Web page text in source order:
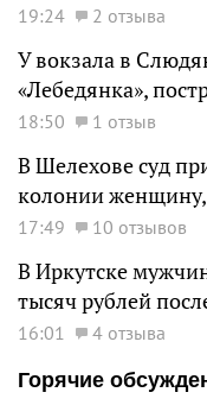
19:24 2 отзыва
У вокзала в
«Лебедянка»,
18:50 1 отзыв
В Шелехове суд
колонии
17:49 10 отзывов
В Иркутске
тысяч рублей
16:01
4 отзыва
Горячие